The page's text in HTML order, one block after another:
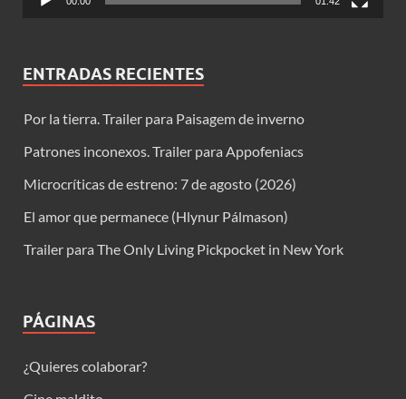
ENTRADAS RECIENTES
Por la tierra. Trailer para Paisagem de inverno
Patrones inconexos. Trailer para Appofeniacs
Microcríticas de estreno: 7 de agosto (2026)
El amor que permanece (Hlynur Pálmason)
Trailer para The Only Living Pickpocket in New York
PÁGINAS
¿Quieres colaborar?